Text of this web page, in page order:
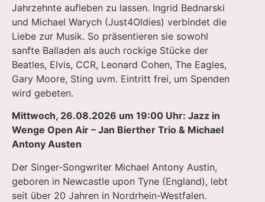
Jahrzehnte aufleben zu lassen. Ingrid Bednarski
und Michael Warych (Just4Oldies) verbindet die
Liebe zur Musik. So präsentieren sie sowohl
sanfte Balladen als auch rockige Stücke der
Beatles, Elvis, CCR, Leonard Cohen, The Eagles,
Gary Moore, Sting uvm. Eintritt frei, um Spenden
wird gebeten.
Mittwoch, 26.08.2026 um 19:00 Uhr: Jazz in
Wenge Open Air – Jan Bierther Trio & Michael
Antony Austen
Der Singer-Songwriter Michael Antony Austin,
geboren in Newcastle upon Tyne (England), lebt
seit über 20 Jahren in Nordrhein-Westfalen.